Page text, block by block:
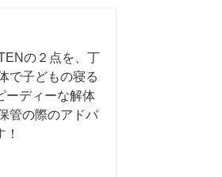
の２点を、丁
で子どもの寝る
ーディーな解体
管の際のアドバ